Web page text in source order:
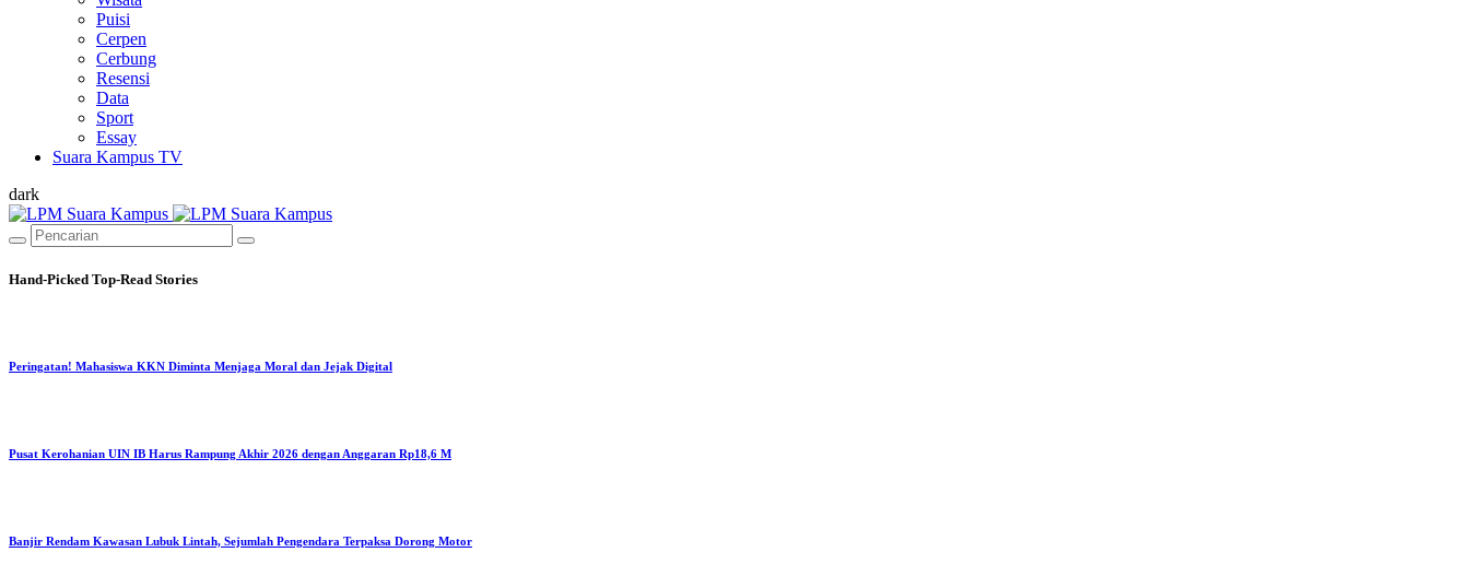
Puisi
Cerpen
Cerbung
Resensi
Data
Sport
Essay
Suara Kampus TV
dark
Hand-Picked Top-Read Stories
Peringatan! Mahasiswa KKN Diminta Menjaga Moral dan Jejak Digital
Pusat Kerohanian UIN IB Harus Rampung Akhir 2026 dengan Anggaran Rp18,6 M
Banjir Rendam Kawasan Lubuk Lintah, Sejumlah Pengendara Terpaksa Dorong Motor